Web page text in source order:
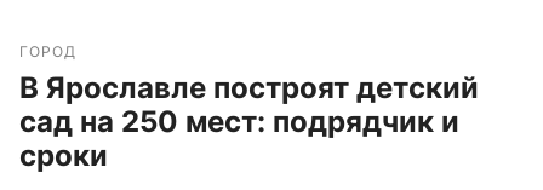
ГОРОД
В Ярославле построят детский
сад на 250 мест: подрядчик и
сроки